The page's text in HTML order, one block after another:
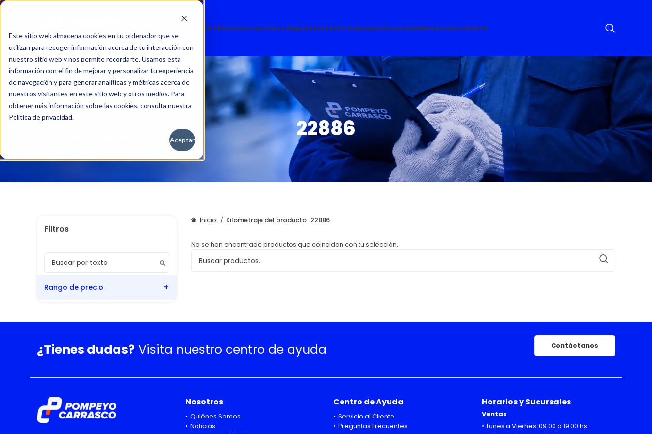
Este sitio web almacena cookies en tu ordenador que se
utilizan para recoger información acerca de tu interacción con
nuestro sitio web y nos permite recordarte. Usamos esta
información con el fin de mejorar y personalizar tu experiencia
de navegación y para generar analíticas y métricas acerca de
nuestros visitantes en este sitio web y otros medios. Para
obtener más información sobre las cookies, consulta nuestra
Política de privacidad.
Aceptar
Servicio TécnicoAccesorios y RepuestosVenta EmpresasSucursalesNosotrosContacto
22886
Rango de precio
Inicio Kilometraje del producto 22886
No se han encontrado productos que coincidan con tu selección.
¿Tienes dudas? Visita nuestro centro de ayuda Contáctanos
Nosotros
Quiénes Somos
Noticias
Centro de Ayuda
Servicio al Cliente
Preguntas Frecuentes
Horarios y Sucursales
Ventas
Lunes a Viernes: 09:00 a 19:00 hs